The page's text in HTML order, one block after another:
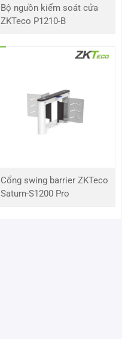
Bộ nguồn kiểm soát cửa
ZKTeco P1210-B
Cổng swing barrier ZKTeco
Saturn-S1200 Pro